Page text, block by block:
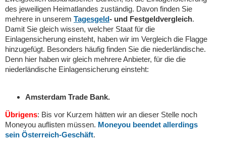
des jeweiligen Heimatlandes zuständig. Davon finden Sie
mehrere in unserem Tagesgeld- und Festgeldvergleich.
Damit Sie gleich wissen, welcher Staat für die
Einlagensicherung einsteht, haben wir im Vergleich die Flagge
hinzugefügt. Besonders häufig finden Sie die niederländische.
Denn hier haben wir gleich mehrere Anbieter, für die die
niederländische Einlagensicherung einsteht:
Amsterdam Trade Bank.
Übrigens: Bis vor Kurzem hätten wir an dieser Stelle noch
Moneyou auflisten müssen. Moneyou beendet allerdings
sein Österreich-Geschäft.